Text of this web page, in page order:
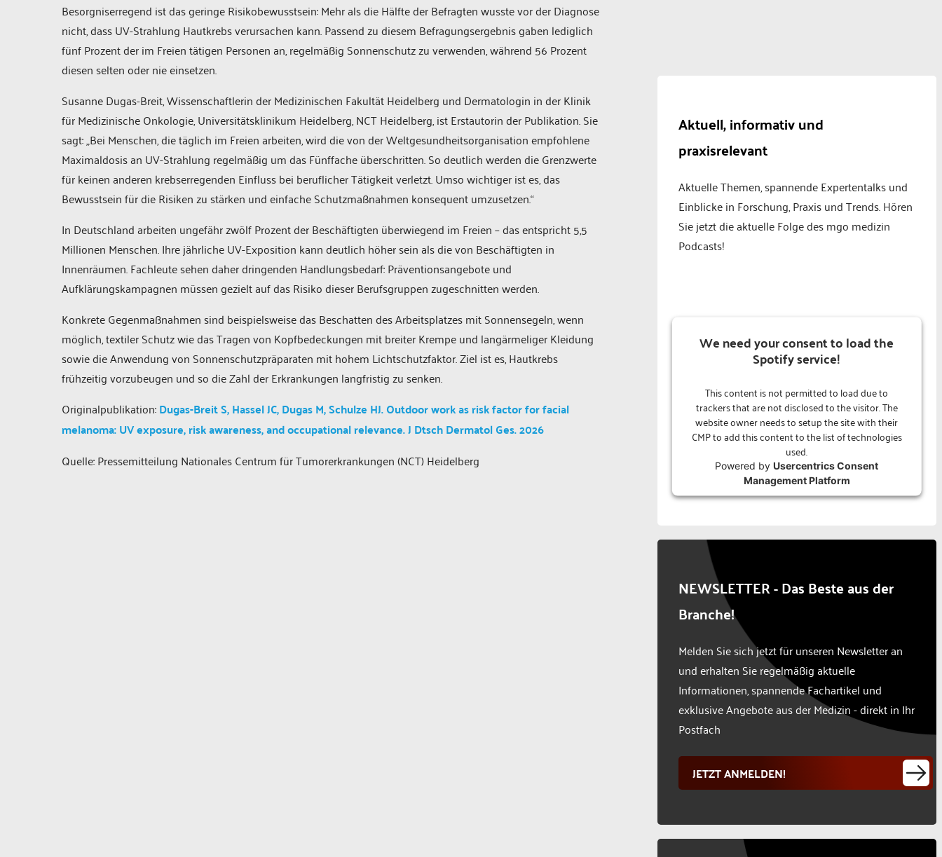
Besorgniserregend ist das geringe Risikobewusstsein: Mehr als die Hälfte der Befragten wusste vor der Diagnose
nicht, dass UV-Strahlung Hautkrebs verursachen kann. Passend zu diesem Befragungsergebnis gaben lediglich
fünf Prozent der im Freien tätigen Personen an, regelmäßig Sonnenschutz zu verwenden, während 56 Prozent
diesen selten oder nie einsetzen.
Susanne Dugas-Breit, Wissenschaftlerin der Medizinischen Fakultät Heidelberg und Dermatologin in der Klinik
für Medizinische Onkologie, Universitätsklinikum Heidelberg, NCT Heidelberg, ist Erstautorin der Publikation. Sie
sagt: „Bei Menschen, die täglich im Freien arbeiten, wird die von der Weltgesundheitsorganisation empfohlene
Maximaldosis an UV-Strahlung regelmäßig um das Fünffache überschritten. So deutlich werden die Grenzwerte
für keinen anderen krebserregenden Einfluss bei beruflicher Tätigkeit verletzt. Umso wichtiger ist es, das
Bewusstsein für die Risiken zu stärken und einfache Schutzmaßnahmen konsequent umzusetzen.“
In Deutschland arbeiten ungefähr zwölf Prozent der Beschäftigten überwiegend im Freien – das entspricht 5,5
Millionen Menschen. Ihre jährliche UV-Exposition kann deutlich höher sein als die von Beschäftigten in
Innenräumen. Fachleute sehen daher dringenden Handlungsbedarf: Präventionsangebote und
Aufklärungskampagnen müssen gezielt auf das Risiko dieser Berufsgruppen zugeschnitten werden.
Konkrete Gegenmaßnahmen sind beispielsweise das Beschatten des Arbeitsplatzes mit Sonnensegeln, wenn
möglich, textiler Schutz wie das Tragen von Kopfbedeckungen mit breiter Krempe und langärmeliger Kleidung
sowie die Anwendung von Sonnenschutzpräparaten mit hohem Lichtschutzfaktor. Ziel ist es, Hautkrebs
frühzeitig vorzubeugen und so die Zahl der Erkrankungen langfristig zu senken.
Originalpublikation:Dugas-Breit S, Hassel JC, Dugas M, Schulze HJ. Outdoor work as risk factor for facial
melanoma: UV exposure, risk awareness, and occupational relevance. J Dtsch Dermatol Ges. 2026
Quelle: Pressemitteilung Nationales Centrum für Tumorerkrankungen (NCT) Heidelberg
Aktuell, informativ und
praxisrelevant
Aktuelle Themen, spannende Expertentalks und
Einblicke in Forschung, Praxis und Trends. Hören
Sie jetzt die aktuelle Folge des mgo medizin
Podcasts!
We need your consent to load the
Spotify service!
This content is not permitted to load due to
trackers that are not disclosed to the visitor. The
website owner needs to setup the site with their
CMP to add this content to the list of technologies
used.
Powered byUsercentrics Consent
Management Platform
NEWSLETTER - Das Beste aus der
Branche!
Melden Sie sich jetzt für unseren Newsletter an
und erhalten Sie regelmäßig aktuelle
Informationen, spannende Fachartikel und
exklusive Angebote aus der Medizin - direkt in Ihr
Postfach
JETZT ANMELDEN!